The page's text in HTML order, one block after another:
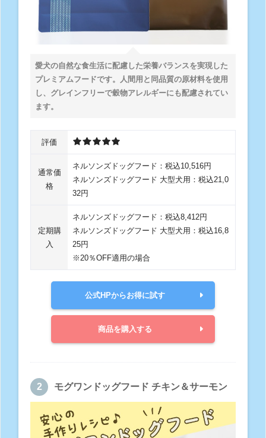
愛犬の自然な食生活に配慮した栄養バランスを実現した
プレミアムフードです。人間用と同品質の原材料を使用
し、グレインフリーで穀物アレルギーにも配慮されてい
ます。
評価
通常価
格
ネルソンズドッグフード：税込10,516円
ネルソンズドッグフード 大型犬用：税込21,0
32円
定期購
入
ネルソンズドッグフード：税込8,412円
ネルソンズドッグフード 大型犬用：税込16,8
25円
※20％OFF適用の場合
公式HPからお得に試す
商品を購入する
モグワンドッグフード チキン＆サーモン